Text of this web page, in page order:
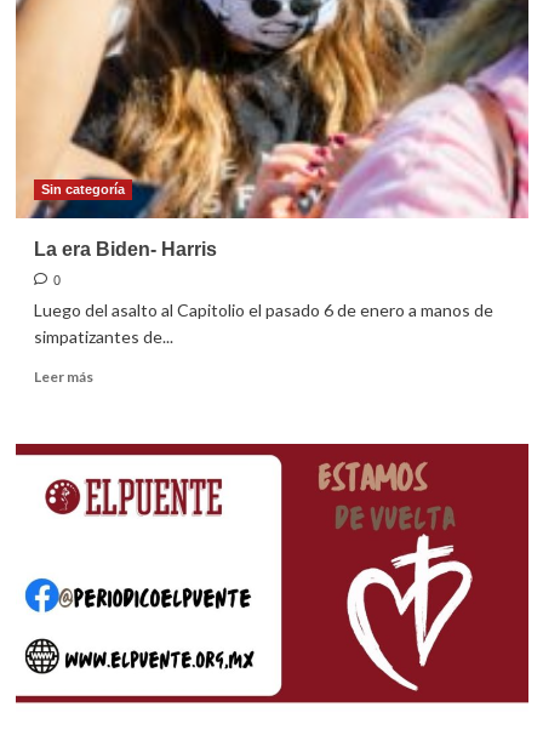
Sin categoría
La era Biden- Harris
0
Luego del asalto al Capitolio el pasado 6 de enero a manos de
simpatizantes de...
Leer másLeer
La
Biden-
Harris